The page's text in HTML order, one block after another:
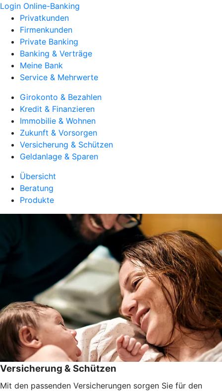
Login Online-Banking
Privatkunden
Firmenkunden
Private Banking
Banking & Verträge
Meine Bank
Service & Mehrwerte
Girokonto & Bezahlen
Kredit & Finanzieren
Immobilie & Wohnen
Zukunft & Vorsorgen
Versicherung & Schützen
Geldanlage & Sparen
Übersicht
Beratung
Produkte
Versicherung & Schützen
Mit den passenden Versicherungen sorgen Sie für den